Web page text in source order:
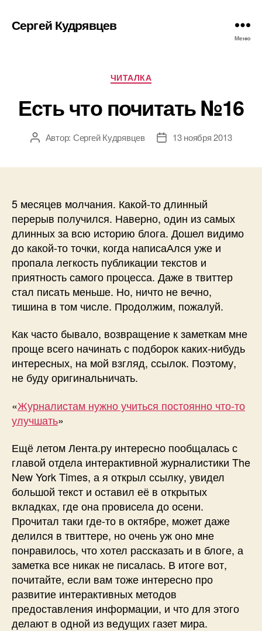
Сергей Кудрявцев
Меню
Рубрики
ЧИТАЛКА
Есть что почитать №16
АвторАвтор: Сергей Кудрявцев
Дата13 ноября 2013
5 месяцев молчания. Какой-то длинный
перерыв получился. Наверно, один из самых
длинных за всю историю блога. Дошел видимо
до какой-то точки, когда написаАлся уже и
пропала легкость публикации текстов и
приятность самого процесса. Даже в твиттер
стал писать меньше. Но, ничто не вечно,
тишина в том числе. Продолжим, пожалуй.
Как часто бывало, возвращение к заметкам мне
проще всего начинать с подборок каких-нибудь
интересных, на мой взгляд, ссылок. Поэтому,
не буду оригинальничать.
«Журналистам нужно учиться постоянно что-то
улучшать»
Ещё летом Лента.ру интересно пообщалась с
главой отдела интерактивной журналистики The
New York Times, а я открыл ссылку, увидел
большой текст и оставил её в открытых
вкладках, где она провисела до осени.
Прочитал таки где-то в октябре, может даже
делился в твиттере, но очень уж оно мне
понравилось, что хотел рассказать и в блоге, а
заметка все никак не писалась. В итоге вот,
почитайте, если вам тоже интересно про
развитие интерактивных методов
предоставления информации, и что для этого
делают в одной из ведущих газет мира.